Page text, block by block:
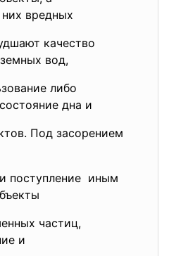
вредных
качество
вод,
либо
дна и
Под засорением
поступление иным
частиц,
и